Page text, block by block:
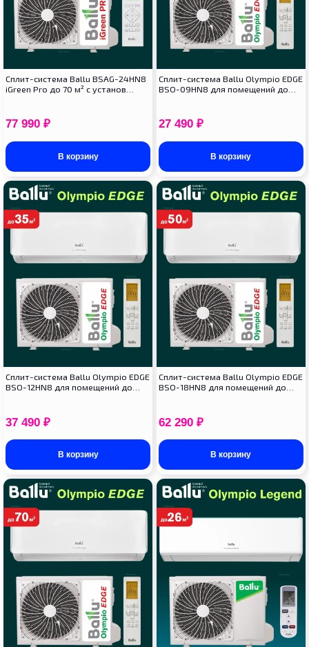
Сплит-система Ballu BSAG-24HN8
iGreen Pro до 70 м² с установ…
77 990 ₽
В корзину
Сплит-система Ballu Olympio EDGE
BSO-09HN8 для помещений до…
27 490 ₽
В корзину
Сплит-система Ballu Olympio EDGE
BSO-12HN8 для помещений до…
37 490 ₽
В корзину
Сплит-система Ballu Olympio EDGE
BSO-18HN8 для помещений до…
62 290 ₽
В корзину